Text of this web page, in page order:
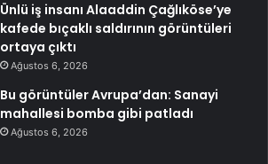
Ünlü iş insanı Alaaddin Çağlıköse’ye
kafede bıçaklı saldırının görüntüleri
ortaya çıktı
Ağustos 6, 2026
Bu görüntüler Avrupa’dan: Sanayi
mahallesi bomba gibi patladı
Ağustos 6, 2026